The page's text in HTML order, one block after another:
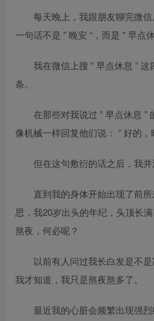
每天晚上，我跟朋友聊完微
一句话不是 ” 晚安 “，而是 ” 早点休
我在微信上搜 ” 早点休息 ”
条。
在那些对我说过 ” 早点休息 ”
像机械一样回复他们说： ” 好的，
但在这句敷衍的话之后，我并
直到我的身体开始出现了前
思，我20岁出头的年纪，头顶长
熬夜，何必呢？
以前有人问过我长白发是不
我才知道，我只是熬夜熬多了。
最近我的心脏会频繁出现强